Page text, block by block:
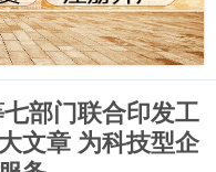
部门联合印发工
文章 为科技型企